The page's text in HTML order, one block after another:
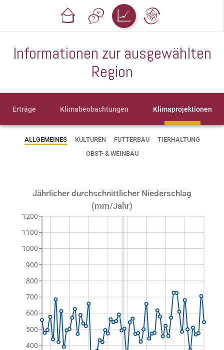
Informationen zur ausgewählten
Region
Erträge Klimabeobachtungen Klimaprojektionen
ALLGEMEINES KULTUREN FUTTERBAU
TIERHALTUNG
OBST- & WEINBAU
Jährlicher durchschnittlicher Niederschlag
(mm/Jahr)
400
500
600
700
800
900
1000
1100
1200